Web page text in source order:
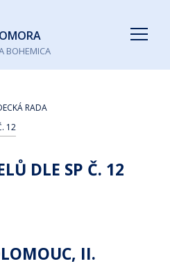
BOHEMICA
DLE SP Č. 12
RADA
12
II.